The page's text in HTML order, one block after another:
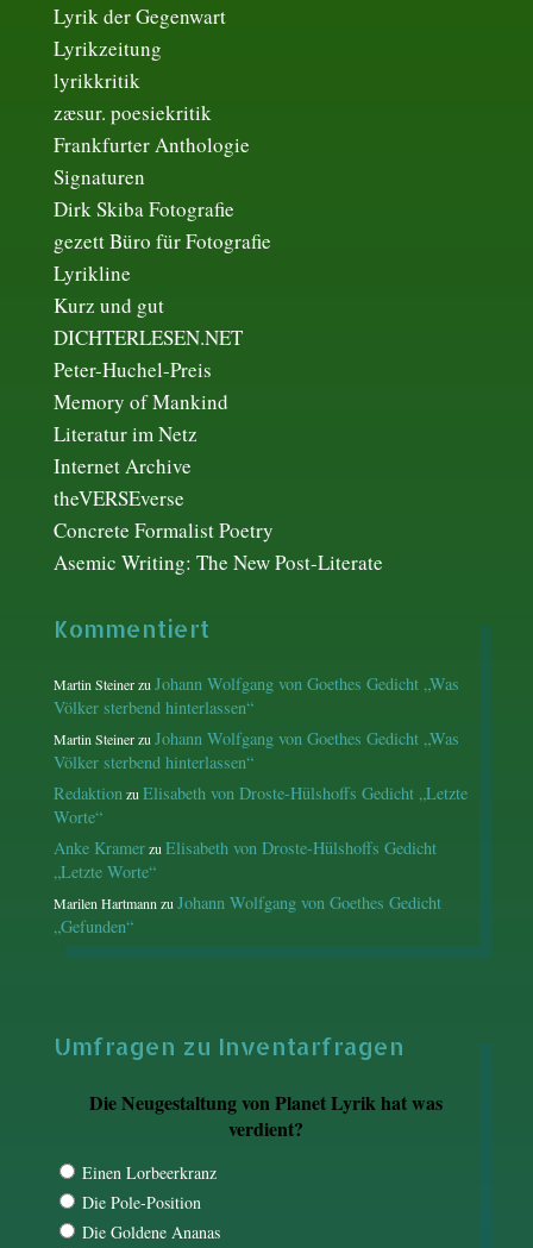
Lyrik der Gegenwart
Lyrikzeitung
lyrikkritik
zæsur. poesiekritik
Frankfurter Anthologie
Signaturen
Dirk Skiba Fotografie
gezett Büro für Fotografie
Lyrikline
Kurz und gut
DICHTERLESEN.NET
Peter-Huchel-Preis
Memory of Mankind
Literatur im Netz
Internet Archive
theVERSEverse
Concrete Formalist Poetry
Asemic Writing: The New Post-Literate
Kommentiert
Martin SteinerzuJohann Wolfgang von Goethes Gedicht „Was
Völker sterbend hinterlassen“
Martin SteinerzuJohann Wolfgang von Goethes Gedicht „Was
Völker sterbend hinterlassen“
RedaktionzuElisabeth von Droste-Hülshoffs Gedicht „Letzte
Worte“
Anke KramerzuElisabeth von Droste-Hülshoffs Gedicht
„Letzte Worte“
Marilen HartmannzuJohann Wolfgang von Goethes Gedicht
„Gefunden“
Umfragen zu Inventarfragen
Die Neugestaltung von Planet Lyrik hat was
verdient?
Einen Lorbeerkranz
Die Pole-Position
Die Goldene Ananas